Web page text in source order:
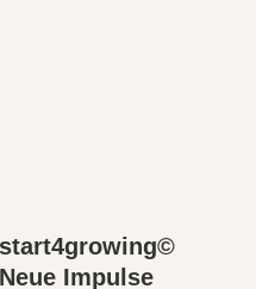
start4growing©
Neue Impulse